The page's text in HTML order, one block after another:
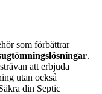
som förbättrar
.
att erbjuda
utan också
din Septic